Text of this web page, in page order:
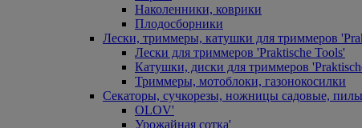
Наколенники, коврики
Плодосборники
Лески, триммеры, катушки для триммеров
Лески для триммеров 'Praktische Tools'
Катушки, диски для триммеров
Триммеры, мотоблоки, газонокосилки
Секаторы, сучкорезы, ножницы садовые,
OLOV'
Урожайная сотка'